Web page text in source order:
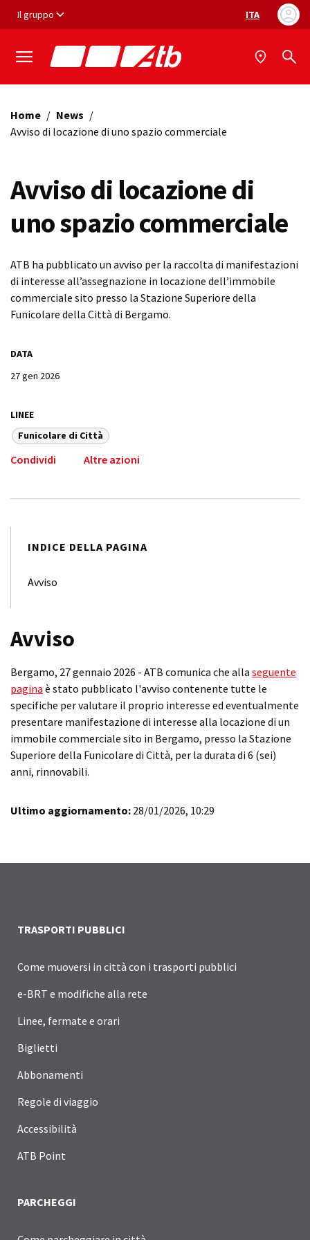
Vai ai contenuti
Vai al footer
Il gruppo Selezione
ITA
Home / News /
Avviso di locazione di uno spazio commerciale
Avviso di locazione di
uno spazio commerciale
ATB ha pubblicato un avviso per la raccolta di manifestazioni
di interesse all’assegnazione in locazione dell’immobile
commerciale sito presso la Stazione Superiore della
Funicolare della Città di Bergamo.
DATA
27 gen 2026
LINEE
Funicolare di Città
Condividi Altre azioni
INDICE DELLA PAGINA
Avviso
Avviso
Bergamo, 27 gennaio 2026 - ATB comunica che alla seguente
pagina è stato pubblicato l'avviso contenente tutte le
specifiche per valutare il proprio interesse ed eventualmente
presentare manifestazione di interesse alla locazione di un
immobile commerciale sito in Bergamo, presso la Stazione
Superiore della Funicolare di Città, per la durata di 6 (sei)
anni, rinnovabili.
Ultimo aggiornamento: 28/01/2026, 10:29
TRASPORTI PUBBLICI
Come muoversi in città con i trasporti pubblici
e-BRT e modifiche alla rete
Linee, fermate e orari
Biglietti
Abbonamenti
Regole di viaggio
Accessibilità
ATB Point
PARCHEGGI